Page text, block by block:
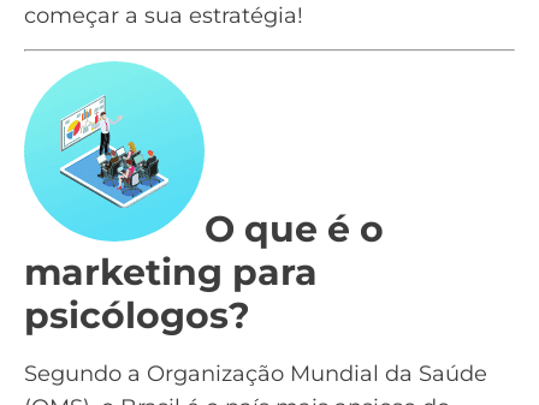
começar a sua estratégia!
O que é o
marketing para
psicólogos?
Segundo a Organização Mundial da Saúde